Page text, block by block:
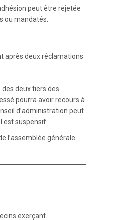
peut être rejetée
ou mandatés.
après deux réclamations
deux tiers des
pourra avoir recours à
d’administration peut
est suspensif.
l’assemblée générale
exerçant